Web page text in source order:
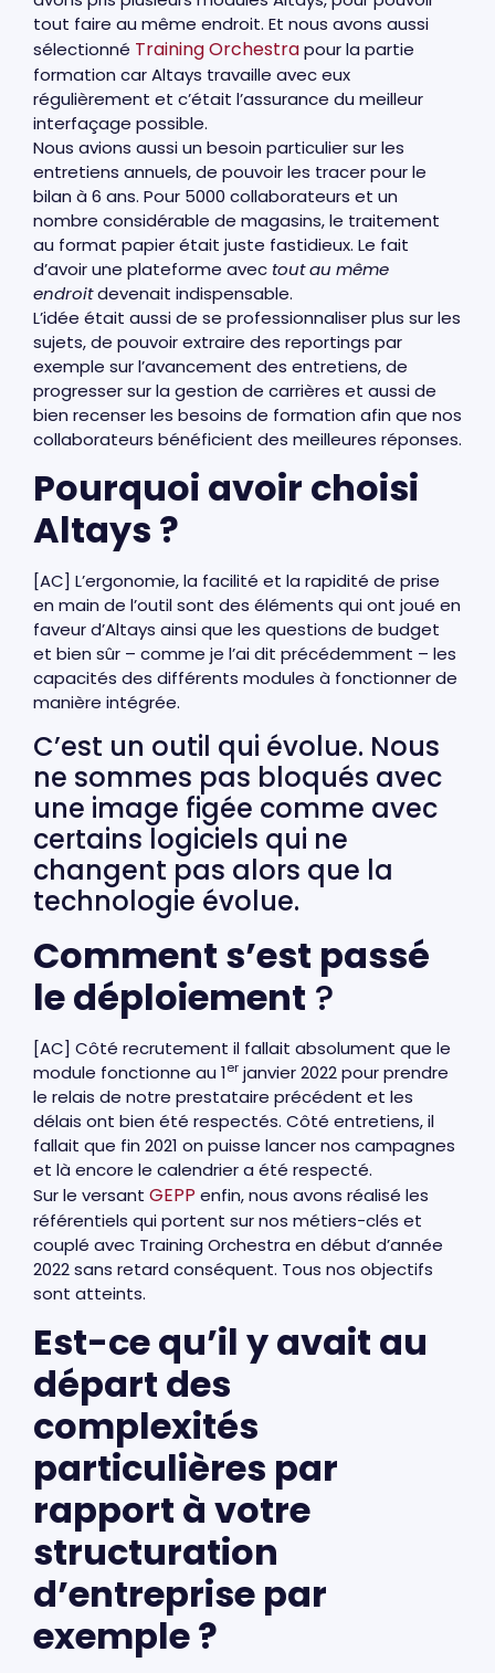
tout faire au même endroit. Et nous avons aussi
sélectionné Training Orchestrapour la partie
formation car Altays travaille avec eux
régulièrement et c’était l’assurance du meilleur
interfaçage possible.
Nous avions aussi un besoin particulier sur les
entretiens annuels, de pouvoir les tracer pour le
bilan à 6 ans. Pour 5000 collaborateurs et un
nombre considérable de magasins, le traitement
au format papier était juste fastidieux. Le fait
d’avoir une plateforme avec tout au même
endroitdevenait indispensable.
L’idée était aussi de se professionnaliser plus sur les
sujets, de pouvoir extraire des reportings par
exemple sur l’avancement des entretiens, de
progresser sur la gestion de carrières et aussi de
bien recenser les besoins de formation afin que nos
collaborateurs bénéficient des meilleures réponses.
Pourquoi avoir choisi
Altays ?
[AC] L’ergonomie, la facilité et la rapidité de prise
en main de l’outil sont des éléments qui ont joué en
faveur d’Altays ainsi que les questions de budget
et bien sûr – comme je l’ai dit précédemment – les
capacités des différents modules à fonctionner de
manière intégrée.
C’est un outil qui évolue. Nous
ne sommes pas bloqués avec
une image figée comme avec
certains logiciels qui ne
changent pas alors que la
technologie évolue.
Comment s’est passé
le déploiement ?
[AC] Côté recrutement il fallait absolument que le
module fonctionne au 1er janvier 2022 pour prendre
le relais de notre prestataire précédent et les
délais ont bien été respectés. Côté entretiens, il
fallait que fin 2021 on puisse lancer nos campagnes
et là encore le calendrier a été respecté.
Sur le versant GEPP enfin, nous avons réalisé les
référentiels qui portent sur nos métiers-clés et
couplé avec Training Orchestra en début d’année
2022 sans retard conséquent. Tous nos objectifs
sont atteints.
Est-ce qu’il y avait au
départ des
complexités
particulières par
rapport à votre
structuration
d’entreprise par
exemple ?